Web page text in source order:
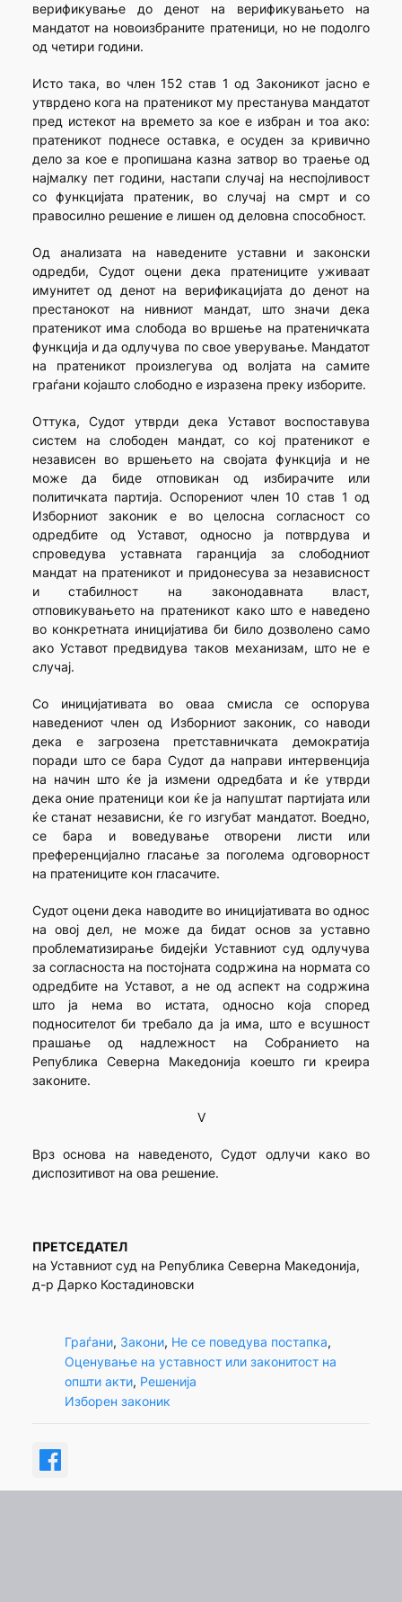
верификување до денот на верификувањето на
мандатот на новоизбраните пратеници, но не подолго
од четири години.
Исто така, во член 152 став 1 од Законикот јасно е
утврдено кога на пратеникот му престанува мандатот
пред истекот на времето за кое е избран и тоа ако:
пратеникот поднесе оставка, е осуден за кривично
дело за кое е пропишана казна затвор во траење од
најмалку пет години, настапи случај на неспојливост
со функцијата пратеник, во случај на смрт и со
правосилно решение е лишен од деловна способност.
Од анализата на наведените уставни и законски
одредби, Судот оцени дека пратениците уживаат
имунитет од денот на верификацијата до денот на
престанокот на нивниот мандат, што значи дека
пратеникот има слобода во вршење на пратеничката
функција и да одлучува по свое уверување. Мандатот
на пратеникот произлегува од волјата на самите
граѓани којашто слободно е изразена преку изборите.
Оттука, Судот утврди дека Уставот воспоставува
систем на слободен мандат, со кој пратеникот е
независен во вршењето на својата функција и не
може да биде отповикан од избирачите или
политичката партија. Оспорениот член 10 став 1 од
Изборниот законик е во целосна согласност со
одредбите од Уставот, односно ја потврдува и
спроведува уставната гаранција за слободниот
мандат на пратеникот и придонесува за независност
и стабилност на законодавната власт,
отповикувањето на пратеникот како што е наведено
во конкретната иницијатива би било дозволено само
ако Уставот предвидува таков механизам, што не е
случај.
Со иницијативата во оваа смисла се оспорува
наведениот член од Изборниот законик, со наводи
дека е загрозена претставничката демократија
поради што се бара Судот да направи интервенција
на начин што ќе ја измени одредбата и ќе утврди
дека оние пратеници кои ќе ја напуштат партијата или
ќе станат независни, ќе го изгубат мандатот. Воедно,
се бара и воведување отворени листи или
преференцијално гласање за поголема одговорност
на пратениците кон гласачите.
Судот оцени дека наводите во иницијативата во однос
на овој дел, не може да бидат основ за уставно
проблематизирање бидејќи Уставниот суд одлучува
за согласноста на постојната содржина на нормата со
одредбите на Уставот, а не од аспект на содржина
што ја нема во истата, односно која според
подносителот би требало да ја има, што е всушност
прашање од надлежност на Собранието на
Република Северна Македонија коешто ги креира
законите.
V
Врз основа на наведеното, Судот одлучи како во
диспозитивот на ова решение.
ПРЕТСЕДАТЕЛ
на Уставниот суд на Република Северна Македонија,
д-р Дарко Костадиновски
Граѓани, Закони, Не се поведува постапка
Оценување на уставност или законитост на
општи акти, Решенија
Изборен законик